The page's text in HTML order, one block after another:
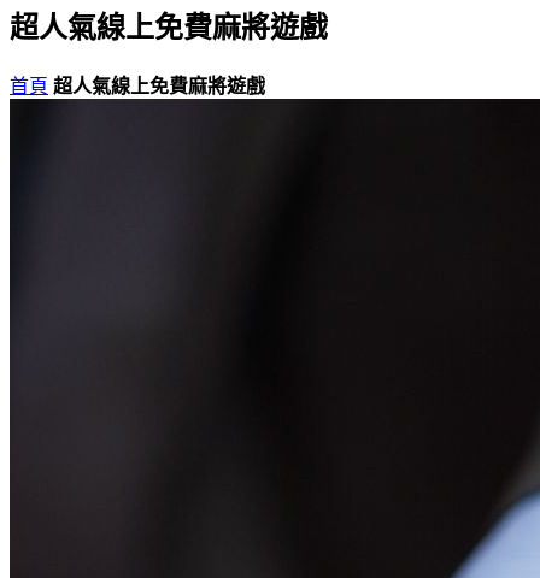
超人氣線上免費麻將遊戲
首頁 超人氣線上免費麻將遊戲